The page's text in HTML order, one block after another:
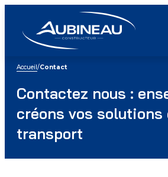
contenu
Accueil /Contact
Contactez nous :
créons vos solutions
transport